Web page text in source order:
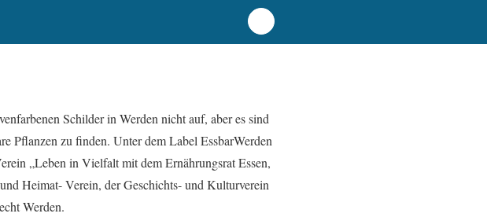
Schilder in Werden nicht auf, aber es sind
Pflanzen zu finden. Unter dem Label EssbarWerden
„Leben in Vielfalt mit dem Ernährungsrat Essen,
Heimat- Verein, der Geschichts- und Kulturverein
Werden.